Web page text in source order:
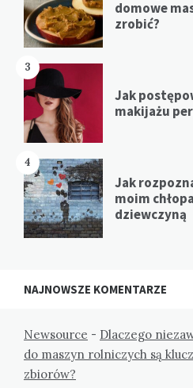
domowe
zrobić?
3
Jak
makijażu
4
Jak
moim
dziewczyną
NAJNOWSZE KOMENTARZE
Newsource - Dlaczego
do maszyn rolniczych są
zbiorów?